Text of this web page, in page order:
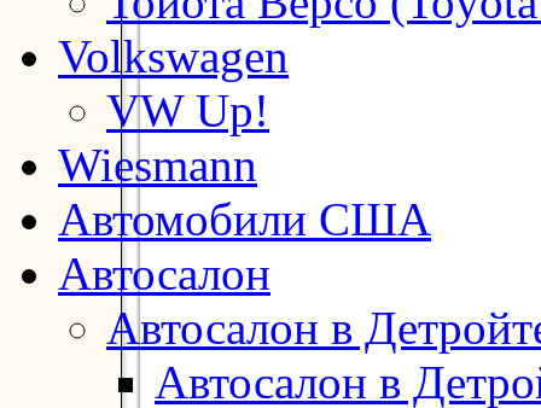
Volkswagen
VW Up!
Wiesmann
Автомобили США
Автосалон
Автосалон в
Автосалон в